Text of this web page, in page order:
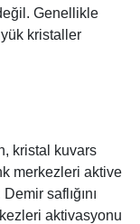
Genellikle
kristaller
kristal kuvars
merkezleri aktive
saflığını
aktivasyonu